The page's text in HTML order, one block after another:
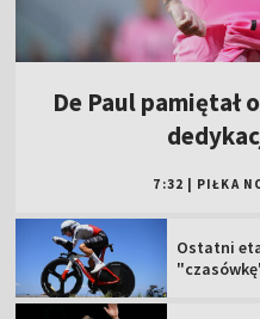
De Paul pamiętał
7:32 PIŁKA
Ostatni